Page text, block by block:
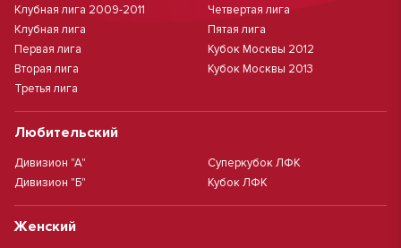
Клубная лига 2009-2011
Клубная лига
Первая лига
Вторая лига
Третья лига
Четвертая лига
Пятая лига
Кубок Москвы 2012
Кубок Москвы 2013
Любительский
Дивизион "А"
Дивизион "Б"
Суперкубок ЛФК
Кубок ЛФК
Женский